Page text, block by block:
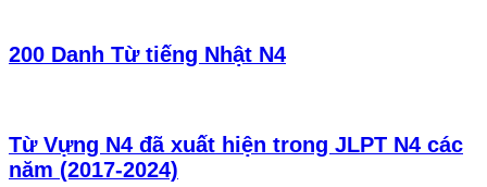
200 Danh Từ tiếng Nhật N4
Từ Vựng N4 đã xuất hiện trong JLPT N4 các
năm (2017-2024)